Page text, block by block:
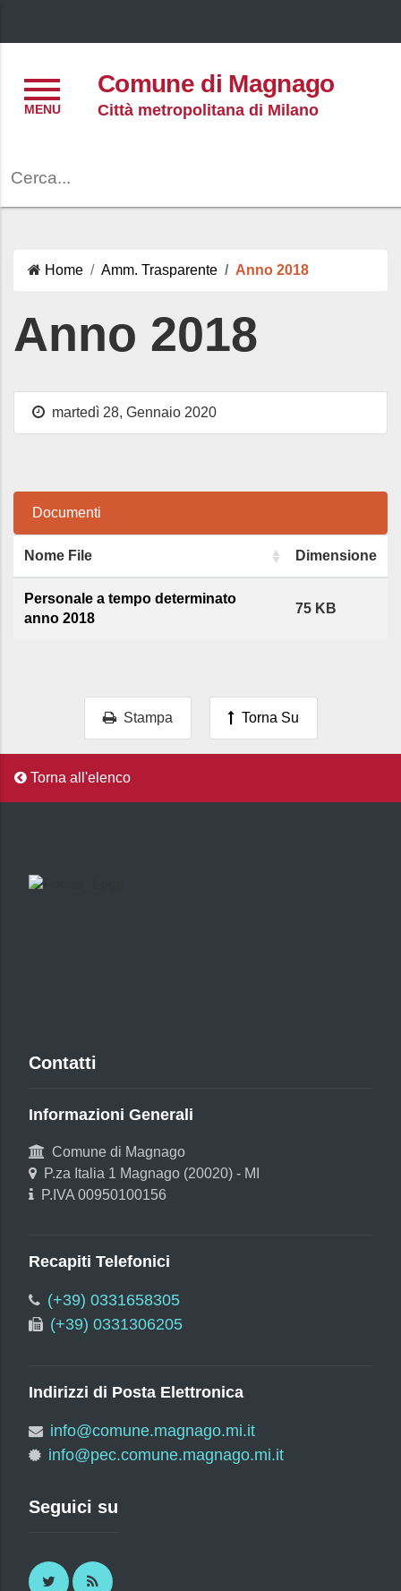
Comune di Magnago
Città metropolitana di Milano
Home Amm. Trasparente Anno 2018
Anno 2018
martedì 28, Gennaio 2020
Documenti
Nome File Dimensione
Personale a tempo determinato
anno 2018
75 KB
Stampa Torna Su
Torna all'elenco
Contatti
Informazioni Generali
Comune di Magnago
P.za Italia 1 Magnago (20020) - MI
P.IVA 00950100156
Recapiti Telefonici
(+39) 0331658305
(+39) 0331306205
Indirizzi di Posta Elettronica
info@comune.magnago.mi.it
info@pec.comune.magnago.mi.it
Seguici su
Twitter RSS